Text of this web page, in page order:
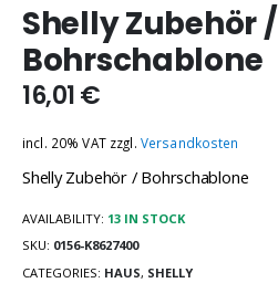
Shelly Zubehör /
Bohrschablone
16,01€
incl. 20% VAT zzgl. Versandkosten
Shelly Zubehör / Bohrschablone
AVAILABILITY: 13 IN STOCK
SKU: 0156-K8627400
CATEGORIES: HAUS, SHELLY